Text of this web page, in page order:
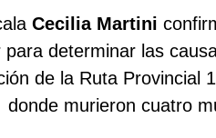
Cecilia Martini
para determinar las
de la Ruta Provincial
donde murieron cuatro